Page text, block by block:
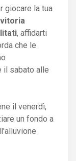
giocare la tua
, affidarti
che le
il sabato alle
il venerdì,
un fondo a